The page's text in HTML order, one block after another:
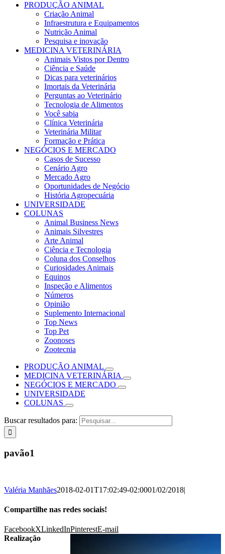
PRODUÇÃO ANIMAL
Criação Animal
Infraestrutura e Equipamentos
Nutrição Animal
Pesquisa e inovação
MEDICINA VETERINÁRIA
Animais Vistos por Dentro
Ciência e Saúde
Dicas para veterinários
Imortais da Veterinária
Perguntas ao Veterinário
Tecnologia de Alimentos
Você sabia
Clínica Veterinária
Veterinária Militar
Formação e Prática
NEGÓCIOS E MERCADO
Casos de Sucesso
Cenário Agro
Mercado Agro
Oportunidades de Negócio
História Agropecuária
UNIVERSIDADE
COLUNAS
Animal Business News
Animais Silvestres
Arte Animal
Ciência e Tecnologia
Coluna dos Conselhos
Curiosidades Animais
Equinos
Inspeção e Alimentos
Números
Opinião
Suplemento Internacional
Top News
Top Pet
Zoonoses
Zootecnia
PRODUÇÃO ANIMAL
MEDICINA VETERINÁRIA
NEGÓCIOS E MERCADO
UNIVERSIDADE
COLUNAS
Buscar resultados para:
pavão1
Valéria Manhães2018-02-01T17:02:49-02:0001/02/2018|
Compartilhe nas redes sociais!
FacebookXLinkedInPinterestE-mail
Realização